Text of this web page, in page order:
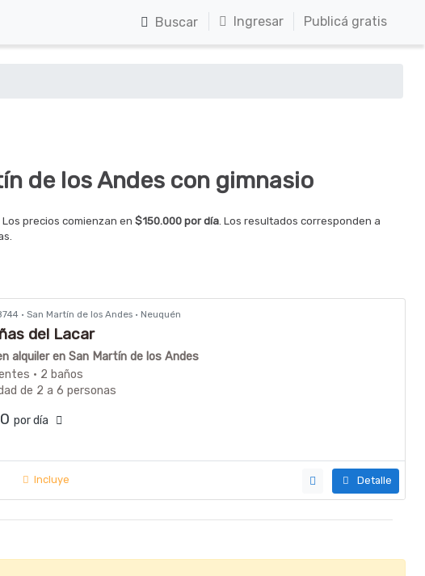
Buscar Ingresar Publicá gratis
de los Andes con gimnasio
Los precios comienzan en $150.000 por día. Los resultados corresponden a
· San Martín de los Andes · Neuquén
del Lacar
alquiler en San Martín de los Andes
· 2 baños
de 2 a 6 personas
por día
Incluye Detalle